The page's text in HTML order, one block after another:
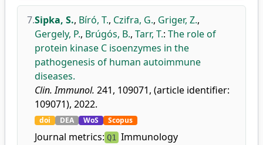
7.Sipka, S., Bíró, T., Czifra, G., Griger, Z.,
Gergely, P., Brúgós, B., Tarr, T.: The role of
protein kinase C isoenzymes in the
pathogenesis of human autoimmune
diseases.
Clin. Immunol. 241, 109071, (article identifier:
109071), 2022.
doi DEA WoS Scopus
Journal metrics: Q1 Immunology